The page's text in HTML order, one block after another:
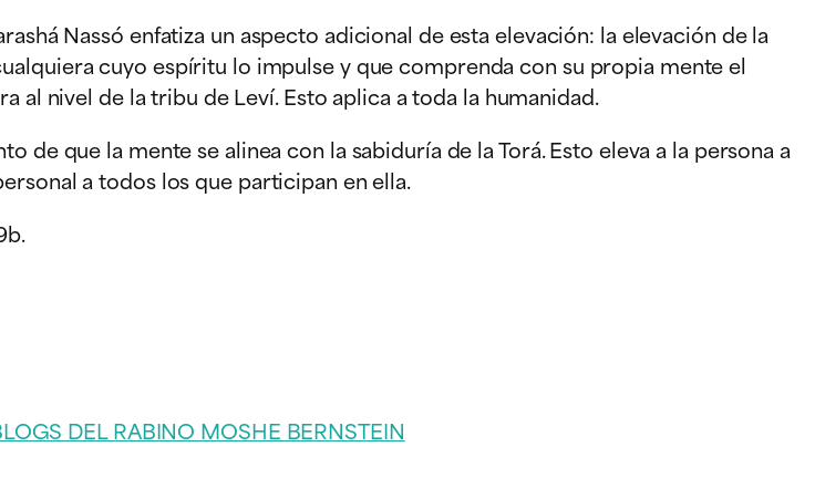
Nassó enfatiza un aspecto adicional de esta elevación: la elevación de la
cuyo espíritu lo impulse y que comprenda con su propia mente el
al nivel de la tribu de Leví. Esto aplica a toda la humanidad.
de que la mente se alinea con la sabiduría de la Torá. Esto eleva a la persona a
a todos los que participan en ella.
DEL RABINO MOSHE BERNSTEIN